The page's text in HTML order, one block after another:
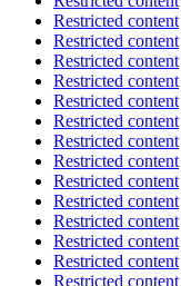
Restricted content
Restricted content
Restricted content
Restricted content
Restricted content
Restricted content
Restricted content
Restricted content
Restricted content
Restricted content
Restricted content
Restricted content
Restricted content
Restricted content